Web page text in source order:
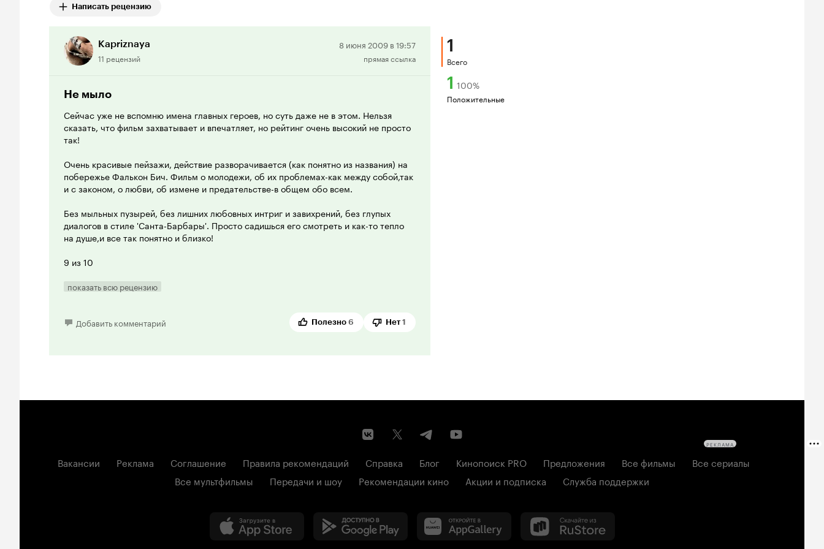
Написать рецензию
Kapriznaya
11 рецензий
Положительная
рецензия
8 июня 2009 в 19:57
прямая ссылка
Не мыло
Сейчас уже не вспомню имена главных героев, но суть даже не в этом. Нельзя
сказать, что фильм захватывает и впечатляет, но рейтинг очень высокий не просто
так!
Очень красивые пейзажи, действие разворачивается (как понятно из названия) на
побережье Фалькон Бич. Фильм о молодежи, об их проблемах-как между собой,так
и с законом, о любви, об измене и предательстве-в общем обо всем.
Без мыльных пузырей, без лишних любовных интриг и завихрений, без глупых
диалогов в стиле 'Санта-Барбары'. Просто садишься его смотреть и как-то тепло
на душе,и все так понятно и близко!
9 из 10
показать всю рецензию
Добавить комментарий Полезно 6 Нет 1
1
Всего
1 100%
Положительные
Вакансии Реклама Соглашение Правила рекомендаций Справка Блог Кинопоиск PRO Предложения Все фильмы
Все сериалы
Все мультфильмы
Передачи и шоу Рекомендации кино Акции и подписка Служба поддержки
РЕКЛАМА